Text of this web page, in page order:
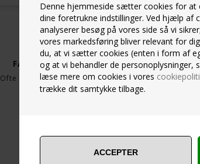
Denne hjemmeside sætter cookies for at
dine foretrukne indstillinger. Ved hjælp af
analyserer besøg på vores side så vi
vores markedsføring bliver relevant for
du, at vi sætter cookies (enten i form af
og at vi behandler de personoplysninger,
læse mere om cookies i vores
trække dit samtykke tilbage.
FAQ udlejning
Ofte stillede spørgsmål Kontakt
KUNDER DER BESTILTE DENNE